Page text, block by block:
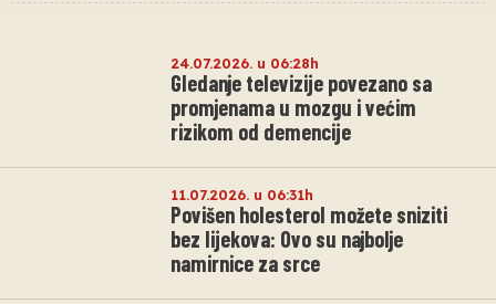
24.07.2026. u 06:28h
Gledanje televizije povezano sa
promjenama u mozgu i većim
rizikom od demencije
11.07.2026. u 06:31h
Povišen holesterol možete sniziti
bez lijekova: Ovo su najbolje
namirnice za srce